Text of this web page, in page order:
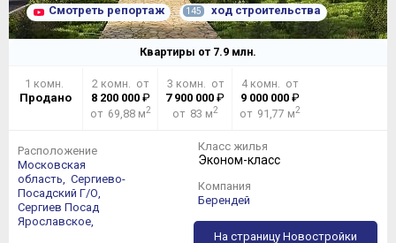
Смотреть репортаж 145 ход строительства
Квартиры от 7.9 млн.
1 комн.
Продано
2 комн. от
8 200 000₽
от 69,88 м2
3 комн. от
7 900 000 ₽
от 83 м2
4 комн. от
9 000 000₽
от 91,77 м2
Расположение
Московская
область, Сергиево-
Посадский Г/О,
Сергиев Посад
Ярославское,
Класс жилья
Эконом-класс
Компания
Берендей
На страницу Новостройки